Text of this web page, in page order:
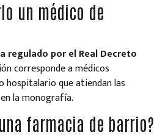
un médico de
regulado por el Real Decreto
corresponde a médicos
hospitalario que atiendan las
la monografía.
farmacia de barrio?